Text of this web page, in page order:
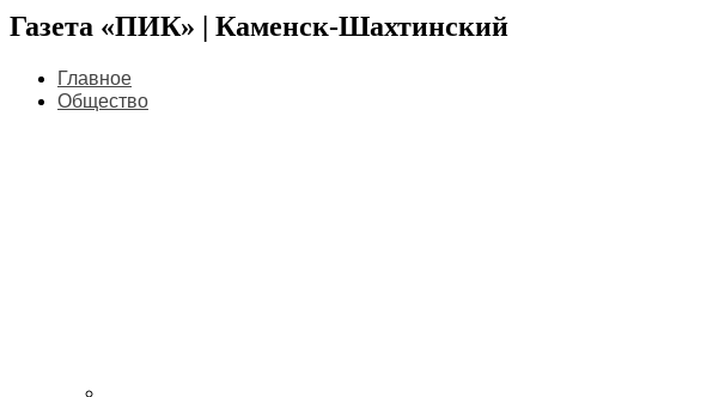
Газета «ПИК» | Каменск-Шахтинский
Главное
Общество